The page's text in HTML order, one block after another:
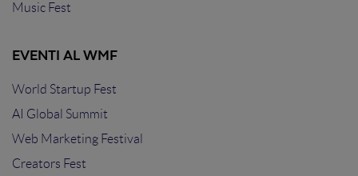
Music Fest
EVENTI AL WMF
World Startup Fest
AI Global Summit
Web Marketing Festival
Creators Fest